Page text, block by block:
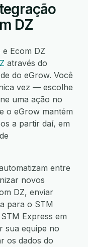
DZ
Ecom DZ
através do
do eGrow. Você
vez — escolhe
uma ação no
o eGrow mantém
a partir daí, em
entre
novos
DZ, enviar
para o STM
Express em
sua equipe no
os dados do